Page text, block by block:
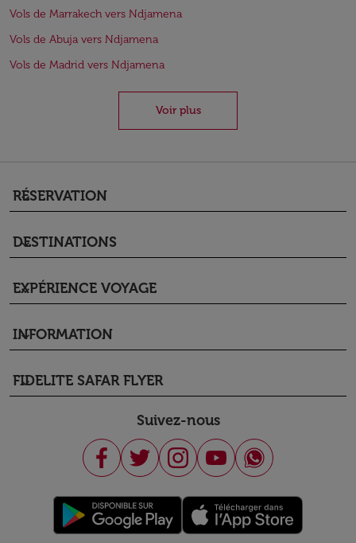
Vols de Marrakech vers Ndjamena
Vols de Abuja vers Ndjamena
Vols de Madrid vers Ndjamena
Voir plus
RÉSERVATION
keyboard_arrow_down
DESTINATIONS
keyboard_arrow_down
EXPÉRIENCE VOYAGE
keyboard_arrow_down
INFORMATION
keyboard_arrow_down
FIDELITE SAFAR FLYER
keyboard_arrow_down
Suivez-nous